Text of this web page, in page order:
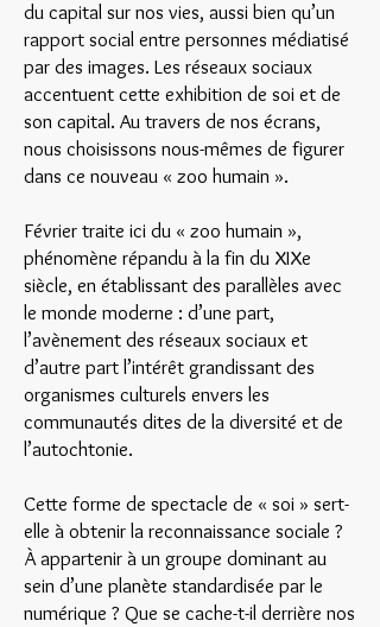
du capital sur nos vies, aussi bien qu’un
rapport social entre personnes médiatisé
par des images. Les réseaux sociaux
accentuent cette exhibition de soi et de
son capital. Au travers de nos écrans,
nous choisissons nous-mêmes de figurer
dans ce nouveau « zoo humain ».
Février traite ici du « zoo humain »,
phénomène répandu à la fin du XIXe
siècle, en établissant des parallèles avec
le monde moderne : d’une part,
l’avènement des réseaux sociaux et
d’autre part l’intérêt grandissant des
organismes culturels envers les
communautés dites de la diversité et de
l’autochtonie.
Cette forme de spectacle de « soi » sert-
elle à obtenir la reconnaissance sociale ?
À appartenir à un groupe dominant au
sein d’une planète standardisée par le
numérique ? Que se cache-t-il derrière nos